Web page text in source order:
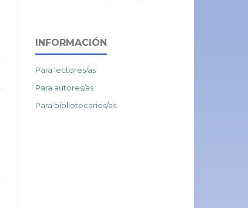
INFORMACIÓN
Para lectores/as
Para autores/as
Para bibliotecarios/as